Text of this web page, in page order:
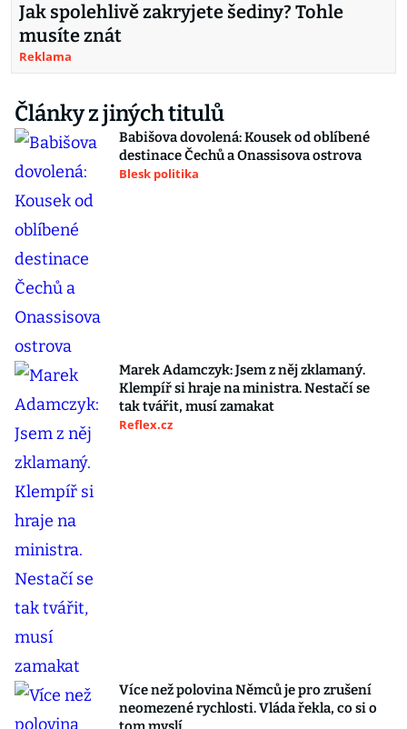
Jak spolehlivě zakryjete šediny? Tohle
musíte znát
Reklama
Články z jiných titulů
Babišova dovolená: Kousek od oblíbené
destinace Čechů a Onassisova ostrova
Blesk politika
Marek Adamczyk: Jsem z něj zklamaný.
Klempíř si hraje na ministra. Nestačí se
tak tvářit, musí zamakat
Reflex.cz
Více než polovina Němců je pro zrušení
neomezené rychlosti. Vláda řekla, co si o